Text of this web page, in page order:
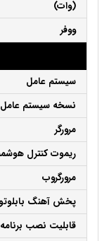
(وات)
ووفر
سیستم عامل
نسخه سیستم عامل
مرورگر
ریموت کنترل
مرورگروب
پخش آهنگ
قابلیت نصب برنامه